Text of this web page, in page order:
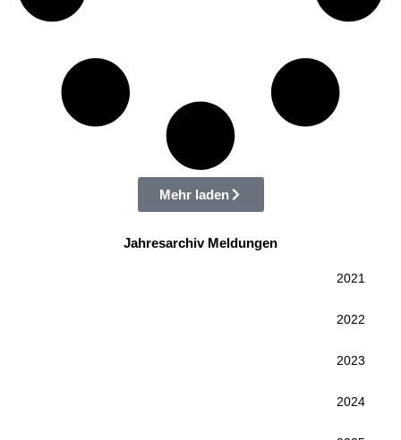
Mehr laden
Jahresarchiv Meldungen
2021
2022
2023
2024